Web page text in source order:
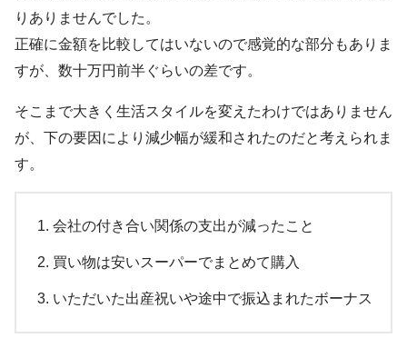
りありませんでした。
正確に金額を比較してはいないので感覚的な部分もありま
すが、数十万円前半ぐらいの差です。
そこまで大きく生活スタイルを変えたわけではありません
が、下の要因により減少幅が緩和されたのだと考えられま
す。
会社の付き合い関係の支出が減ったこと
買い物は安いスーパーでまとめて購入
いただいた出産祝いや途中で振込まれたボーナス